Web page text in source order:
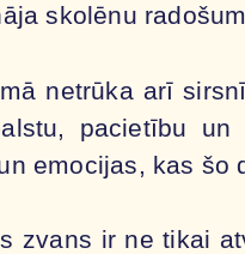
skolēnu
netrūka arī
pacietību un
emocijas, kas šo
zvans ir ne tikai